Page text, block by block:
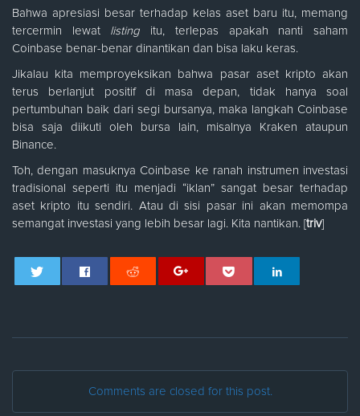
Bahwa apresiasi besar terhadap kelas aset baru itu, memang
tercermin lewat listing itu, terlepas apakah nanti saham
Coinbase benar-benar dinantikan dan bisa laku keras.
Jikalau kita memproyeksikan bahwa pasar aset kripto akan
terus berlanjut positif di masa depan, tidak hanya soal
pertumbuhan baik dari segi bursanya, maka langkah Coinbase
bisa saja diikuti oleh bursa lain, misalnya Kraken ataupun
Binance.
Toh, dengan masuknya Coinbase ke ranah instrumen investasi
tradisional seperti itu menjadi “iklan” sangat besar terhadap
aset kripto itu sendiri. Atau di sisi pasar ini akan memompa
semangat investasi yang lebih besar lagi. Kita nantikan. [triv]
Comments are closed for this post.